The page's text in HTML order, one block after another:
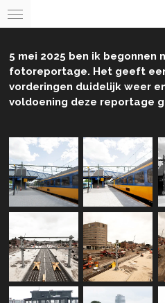
Ga
direct
de
hoofdinhoud
5 mei 2025 ben ik begonnen
fotoreportage. Het geeft
vorderingen duidelijk weer
voldoening deze reportage